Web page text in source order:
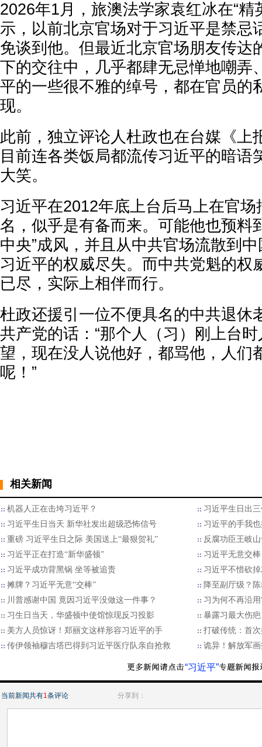
2026年1月，旅澳法学家袁红冰在“精
示，以前北京官场对于习近平是禁忌
免谈到他。但最近北京官场朋友传达
下的交往中，几乎都肆无忌惮地嘲弄
平的一些很不雅的绰号，都在官员的
现。
此前，独立评论人杜政也在台媒《上
目前连各类饭局都流传习近平的暗语
大笑。
习近平在2012年底上台后马上在官场
名，似乎是有备而来。可能他也预料
中央”成风，并且从中共官场流散到
习近平的权威尽失。而中共党魁的权
已尽，实际上相伴而行。
杜政还援引一位不便具名的中共退休
共产党的话：“那个人（习）刚上台
望，现在没人说他好，都骂他，人们
呢！”
相关新闻
机器人正在击垮习近平？
习近平生日出
习近平生日当天 新华社发出超级恐怖信号
习近平的手我
重磅 习近平生日之际 美国送上“最狠贺礼”
反腐功臣王岐
习近平正在打造“新华盛顿”
习近平无意交
习近平成功背黑锅 坐等被追责
习近平不惜砍
摊牌？习近平无意“交棒”
降至副厅级？
川普感谢中国 竟因习近平没做这一件事？
习为何不再沿
习生日当天，华盛顿中使馆惊现反习投影
暴露习最大伤
美方人员惊讶！郑丽文这样形容习近平的手
打破传统：首
传伊领袖穆吉塔巴得到习近平医疗队亲自抢救
诡异！解放军
“习近平”
当前新闻共有1条评论 分享到：